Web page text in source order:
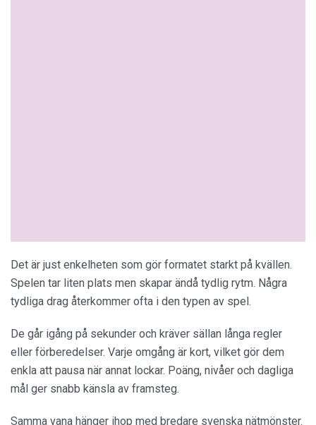
Det är just enkelheten som gör formatet starkt på kvällen.
Spelen tar liten plats men skapar ändå tydlig rytm. Några
tydliga drag återkommer ofta i den typen av spel.
De går igång på sekunder och kräver sällan långa regler
eller förberedelser. Varje omgång är kort, vilket gör dem
enkla att pausa när annat lockar. Poäng, nivåer och dagliga
mål ger snabb känsla av framsteg.
Samma vana hänger ihop med bredare svenska nätmönster.